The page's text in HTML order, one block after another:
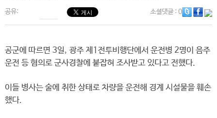
공유: 소셜댓글: 0
공군에 따르면 3일, 광주 제1전투비행단에서 운전병 2명이 음주
운전 등 혐의로 군사경찰에 붙잡혀 조사받고 있다고 전했다.
이들 병사는 술에 취한 상태로 차량을 운전해 경계 시설물을 훼손
했다.